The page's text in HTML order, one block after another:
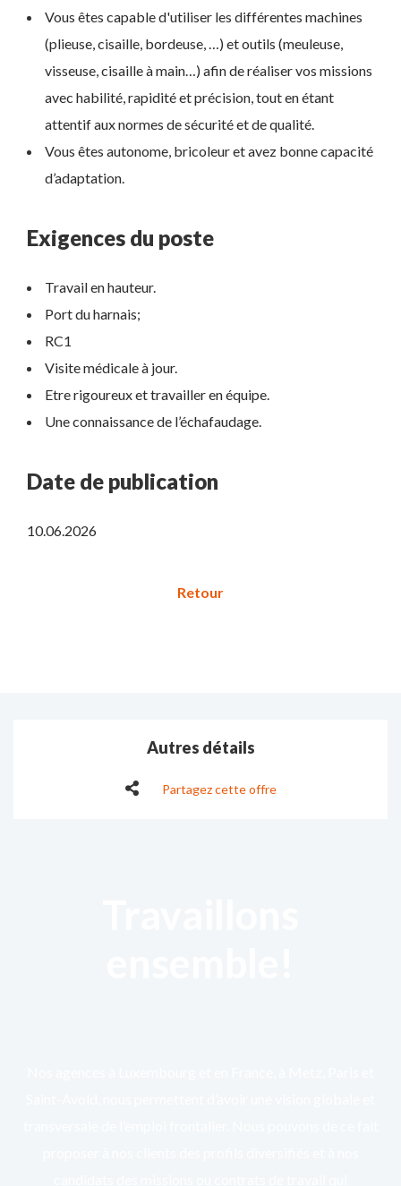
Vous êtes capable d'utiliser les différentes machines
(plieuse, cisaille, bordeuse, …) et outils (meuleuse,
visseuse, cisaille à main…) afin de réaliser vos missions
avec habilité, rapidité et précision, tout en étant
attentif aux normes de sécurité et de qualité.
Vous êtes autonome, bricoleur et avez bonne capacité
d’adaptation.
Exigences du poste
Travail en hauteur.
Port du harnais;
RC1
Visite médicale à jour.
Etre rigoureux et travailler en équipe.
Une connaissance de l’échafaudage.
Date de publication
10.06.2026
Autres détails
Partagez cette offre